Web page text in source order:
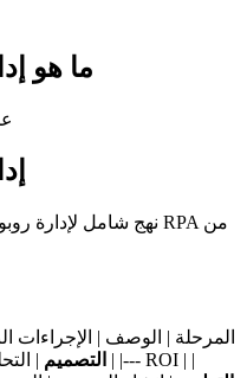
ما هو
---| | التصميم
| التحليل والتخطيط | اختيار العملية، تحليل ROI | |